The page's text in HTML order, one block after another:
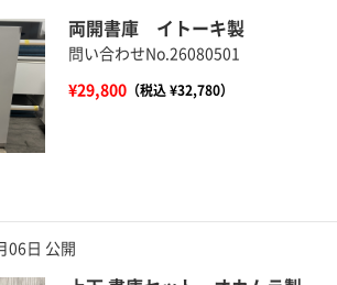
両開書庫 イトーキ製
問い合わせNo.26080501
¥29,800（税込 ¥32,780）
06日 公開